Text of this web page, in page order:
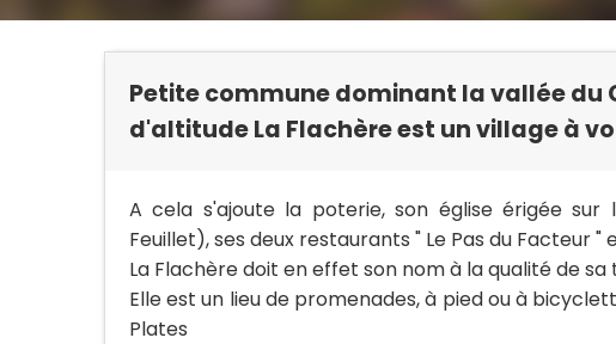
Petite commune dominant la vallée du
d'altitude La Flachère est un village à
A cela s'ajoute la poterie, son église érigée
Feuillet), ses deux restaurants " Le Pas du Facteur "
La Flachère doit en effet son nom à la qualité de sa
Elle est un lieu de promenades, à pied ou à
Plates